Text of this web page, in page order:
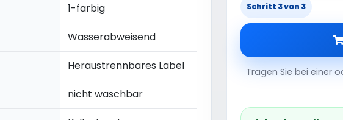
1-farbig
Wasserabweisend
Heraustrennbares Label
nicht waschbar
Schritt 3 von 3
Tragen Sie bei einer